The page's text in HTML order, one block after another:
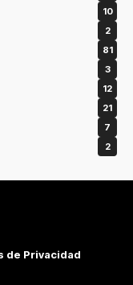
10
2
81
3
12
21
7
2
de Privacidad